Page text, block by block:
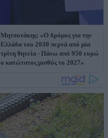
Μητσοτάκης: «Ο δρόμος για την
Ελλάδα του 2030 περνά από μία
τρίτη θητεία - Πάνω από 950 ευρώ
ο κατώτατος μισθός το 2027»